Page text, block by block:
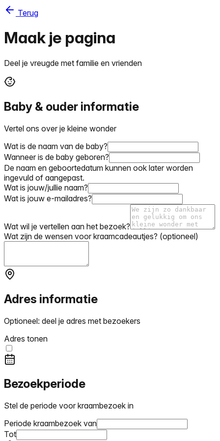
Terug
Maak je pagina
Deel je vreugde met familie en vrienden
Baby & ouder informatie
Vertel ons over je kleine wonder
Wat is de naam van de baby?
Wanneer is de baby geboren?
De naam en geboortedatum kunnen ook later worden
ingevuld of aangepast.
Wat is jouw/jullie naam?
Wat is jouw e-mailadres?
Wat wil je vertellen aan het bezoek?
Wat zijn de wensen voor kraamcadeautjes? (optioneel)
Adres informatie
Optioneel: deel je adres met bezoekers
Adres tonen
Bezoekperiode
Stel de periode voor kraambezoek in
Periode kraambezoek van
Tot